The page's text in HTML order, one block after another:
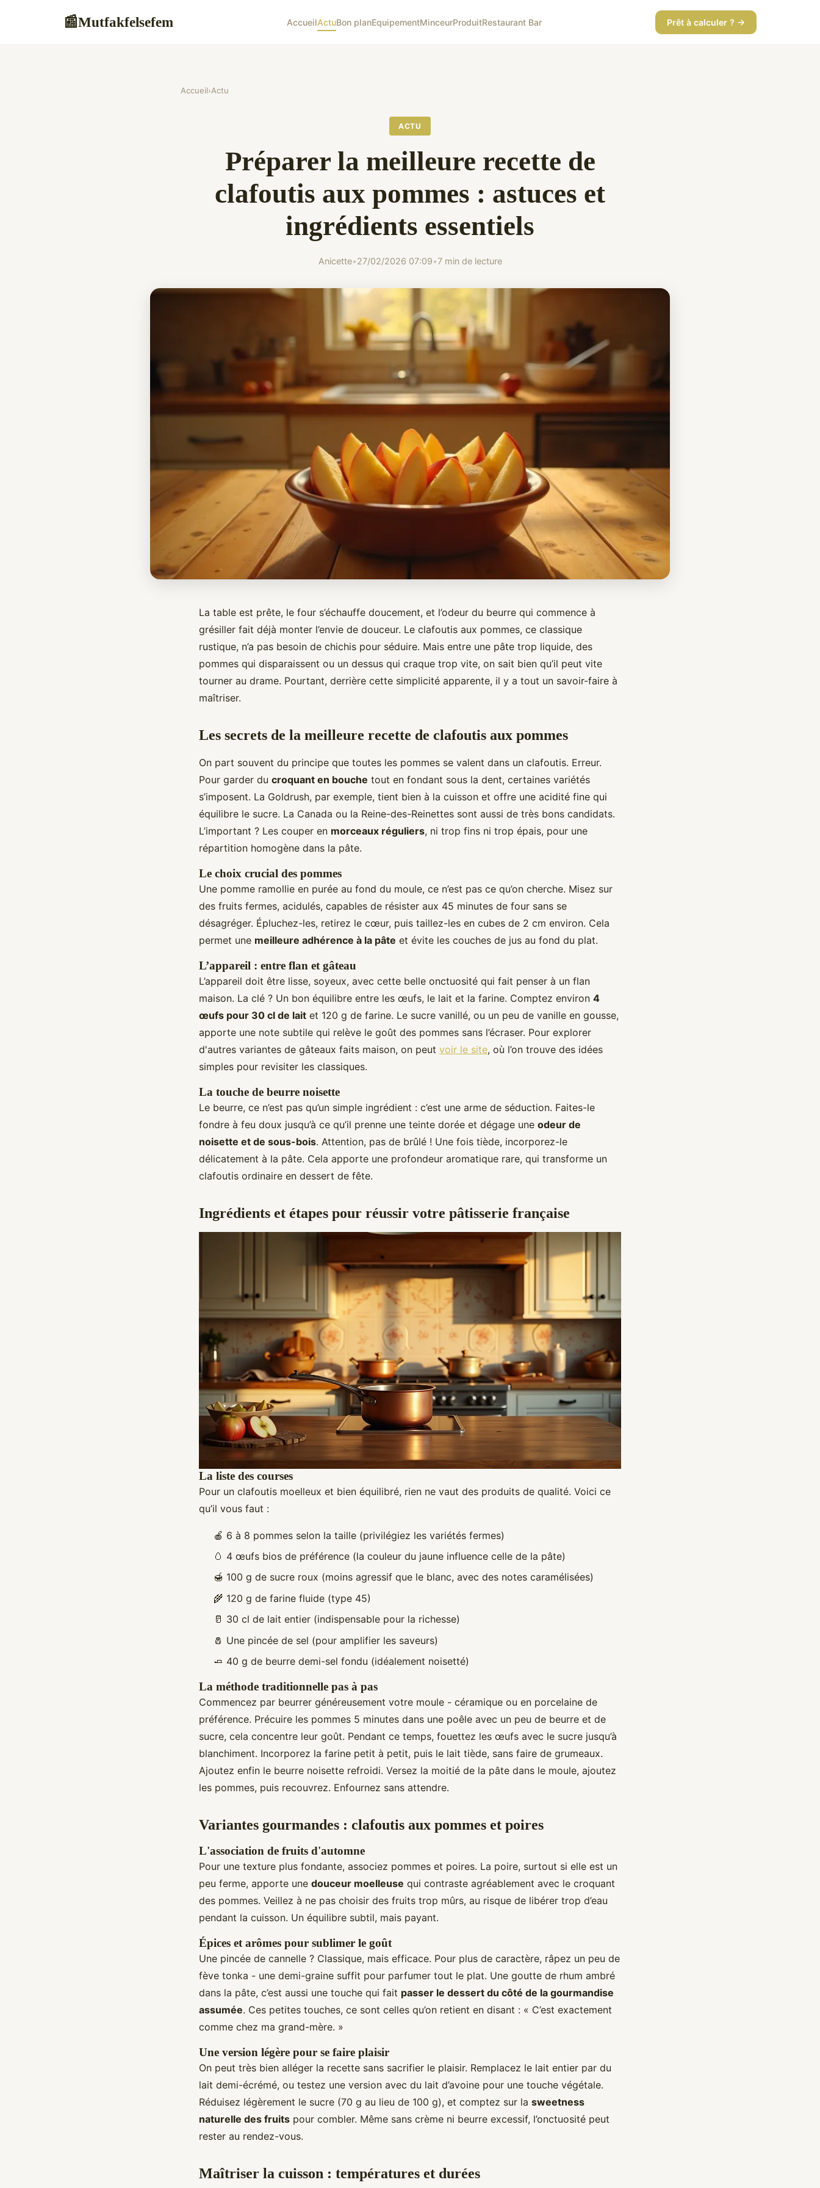
📰Mutfakfelsefem AccueilActuBon planEquipementMinceurProduitRestaurant Bar Prêt à calculer ? →
Accueil›Actu
ACTU
Préparer la meilleure recette de
clafoutis aux pommes : astuces et
ingrédients essentiels
Anicette•27/02/2026 07:09•7 min de lecture
La table est prête, le four s’échauffe doucement, et l’odeur du beurre qui commence à
grésiller fait déjà monter l’envie de douceur. Le clafoutis aux pommes, ce classique
rustique, n’a pas besoin de chichis pour séduire. Mais entre une pâte trop liquide, des
pommes qui disparaissent ou un dessus qui craque trop vite, on sait bien qu’il peut vite
tourner au drame. Pourtant, derrière cette simplicité apparente, il y a tout un savoir-faire à
maîtriser.
Les secrets de la meilleure recette de clafoutis aux pommes
On part souvent du principe que toutes les pommes se valent dans un clafoutis. Erreur.
Pour garder du croquant en bouche tout en fondant sous la dent, certaines variétés
s’imposent. La Goldrush, par exemple, tient bien à la cuisson et offre une acidité fine qui
équilibre le sucre. La Canada ou la Reine-des-Reinettes sont aussi de très bons candidats.
L’important ? Les couper en morceaux réguliers, ni trop fins ni trop épais, pour une
répartition homogène dans la pâte.
Le choix crucial des pommes
Une pomme ramollie en purée au fond du moule, ce n’est pas ce qu’on cherche. Misez sur
des fruits fermes, acidulés, capables de résister aux 45 minutes de four sans se
désagréger. Épluchez-les, retirez le cœur, puis taillez-les en cubes de 2 cm environ. Cela
permet une meilleure adhérence à la pâte et évite les couches de jus au fond du plat.
L’appareil : entre flan et gâteau
L’appareil doit être lisse, soyeux, avec cette belle onctuosité qui fait penser à un flan
maison. La clé ? Un bon équilibre entre les œufs, le lait et la farine. Comptez environ 4
œufs pour 30 cl de lait et 120 g de farine. Le sucre vanillé, ou un peu de vanille en gousse,
apporte une note subtile qui relève le goût des pommes sans l’écraser. Pour explorer
d'autres variantes de gâteaux faits maison, on peut voir le site, où l’on trouve des idées
simples pour revisiter les classiques.
La touche de beurre noisette
Le beurre, ce n’est pas qu’un simple ingrédient : c’est une arme de séduction. Faites-le
fondre à feu doux jusqu’à ce qu’il prenne une teinte dorée et dégage une odeur de
noisette et de sous-bois. Attention, pas de brûlé ! Une fois tiède, incorporez-le
délicatement à la pâte. Cela apporte une profondeur aromatique rare, qui transforme un
clafoutis ordinaire en dessert de fête.
Ingrédients et étapes pour réussir votre pâtisserie française
La liste des courses
Pour un clafoutis moelleux et bien équilibré, rien ne vaut des produits de qualité. Voici ce
qu’il vous faut :
🍎 6 à 8 pommes selon la taille (privilégiez les variétés fermes)
🥚 4 œufs bios de préférence (la couleur du jaune influence celle de la pâte)
🍯 100 g de sucre roux (moins agressif que le blanc, avec des notes caramélisées)
🌾 120 g de farine fluide (type 45)
🥛 30 cl de lait entier (indispensable pour la richesse)
🧂 Une pincée de sel (pour amplifier les saveurs)
🧈 40 g de beurre demi-sel fondu (idéalement noisetté)
La méthode traditionnelle pas à pas
Commencez par beurrer généreusement votre moule - céramique ou en porcelaine de
préférence. Précuire les pommes 5 minutes dans une poêle avec un peu de beurre et de
sucre, cela concentre leur goût. Pendant ce temps, fouettez les œufs avec le sucre jusqu’à
blanchiment. Incorporez la farine petit à petit, puis le lait tiède, sans faire de grumeaux.
Ajoutez enfin le beurre noisette refroidi. Versez la moitié de la pâte dans le moule, ajoutez
les pommes, puis recouvrez. Enfournez sans attendre.
Variantes gourmandes : clafoutis aux pommes et poires
L'association de fruits d'automne
Pour une texture plus fondante, associez pommes et poires. La poire, surtout si elle est un
peu ferme, apporte une douceur moelleuse qui contraste agréablement avec le croquant
des pommes. Veillez à ne pas choisir des fruits trop mûrs, au risque de libérer trop d’eau
pendant la cuisson. Un équilibre subtil, mais payant.
Épices et arômes pour sublimer le goût
Une pincée de cannelle ? Classique, mais efficace. Pour plus de caractère, râpez un peu de
fève tonka - une demi-graine suffit pour parfumer tout le plat. Une goutte de rhum ambré
dans la pâte, c’est aussi une touche qui fait passer le dessert du côté de la gourmandise
assumée. Ces petites touches, ce sont celles qu’on retient en disant : « C’est exactement
comme chez ma grand-mère. »
Une version légère pour se faire plaisir
On peut très bien alléger la recette sans sacrifier le plaisir. Remplacez le lait entier par du
lait demi-écrémé, ou testez une version avec du lait d’avoine pour une touche végétale.
Réduisez légèrement le sucre (70 g au lieu de 100 g), et comptez sur la sweetness
naturelle des fruits pour combler. Même sans crème ni beurre excessif, l’onctuosité peut
rester au rendez-vous.
Maîtriser la cuisson : températures et durées